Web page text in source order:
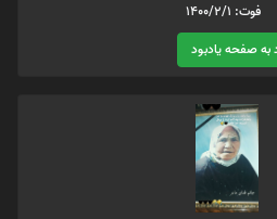
1400/2/1
به صفحه یادبود